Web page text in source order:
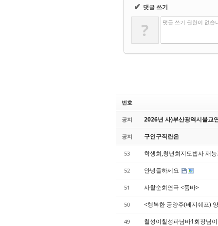
✔ 댓글 쓰기
? 댓글 쓰기 권한이 없습
번호
공지 2026년 사)부산광역시불교
공지 구인구직란은
53 학생회,청년회지도법사 재
52 안녕들하세요
51 사찰순회연극 <품바>
50 <행복한 공양주(베지쉐프)
49 칠성이칠성파남바1회장님